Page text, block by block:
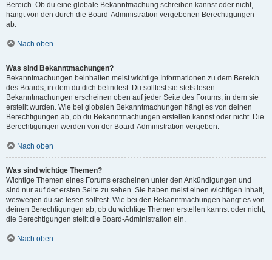
Bereich. Ob du eine globale Bekanntmachung schreiben kannst oder nicht,
hängt von den durch die Board-Administration vergebenen Berechtigungen
ab.
Nach oben
Was sind Bekanntmachungen?
Bekanntmachungen beinhalten meist wichtige Informationen zu dem Bereich
des Boards, in dem du dich befindest. Du solltest sie stets lesen.
Bekanntmachungen erscheinen oben auf jeder Seite des Forums, in dem sie
erstellt wurden. Wie bei globalen Bekanntmachungen hängt es von deinen
Berechtigungen ab, ob du Bekanntmachungen erstellen kannst oder nicht. Die
Berechtigungen werden von der Board-Administration vergeben.
Nach oben
Was sind wichtige Themen?
Wichtige Themen eines Forums erscheinen unter den Ankündigungen und
sind nur auf der ersten Seite zu sehen. Sie haben meist einen wichtigen Inhalt,
weswegen du sie lesen solltest. Wie bei den Bekanntmachungen hängt es von
deinen Berechtigungen ab, ob du wichtige Themen erstellen kannst oder nicht;
die Berechtigungen stellt die Board-Administration ein.
Nach oben